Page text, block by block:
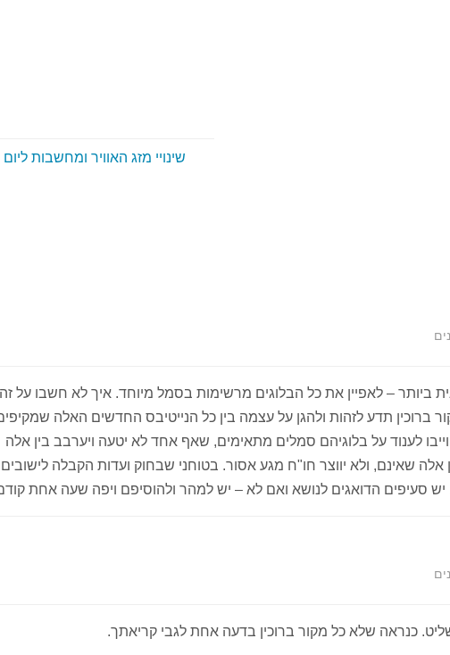
שינויי מזג האוויר ומחשבות
של אורה 21 היא הגאונית ביותר – לאפיין את כל הבלוגים מרשימות בסמל מיוחד. איך לא חשבו על
ברוכין תדע לזהות ולהגן על עצמה בין כל הנייטיבס החדשים האלה
לענוד על בלוגיהם סמלים מתאימים, שאף אחד לא יטעה ויערבב בין אלה
אלה שאינם, ולא יווצר חו"ח מגע אסור. בטוחני שבחוק ועדות הקבלה לישובים
סעיפים הדואגים לנושא ואם לא – יש למהר ולהוסיפם ויפה שעה אחת
כנראה שלא כל מקור ברוכין בדעה אחת לגבי קריאתך.